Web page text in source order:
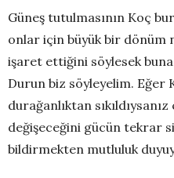
Güneş tutulmasının Koç
onlar için büyük bir dönüm
işaret ettiğini söylesek
Durun biz söyleyelim. Eğer
durağanlıktan
değişeceğini gücün tekrar
bildirmekten mutluluk